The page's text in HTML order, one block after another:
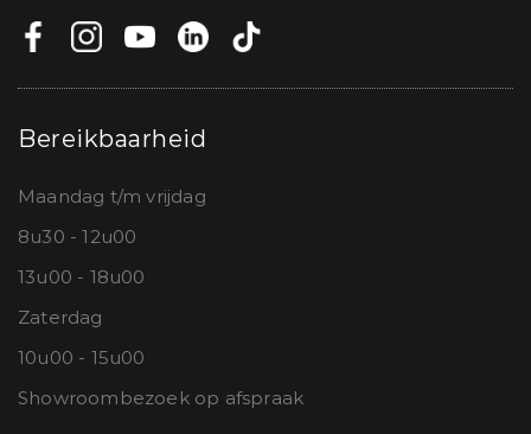
Bereikbaarheid
Maandag t/m vrijdag
8u30 - 12u00
13u00 - 18u00
Zaterdag
10u00 - 15u00
Showroombezoek op afspraak